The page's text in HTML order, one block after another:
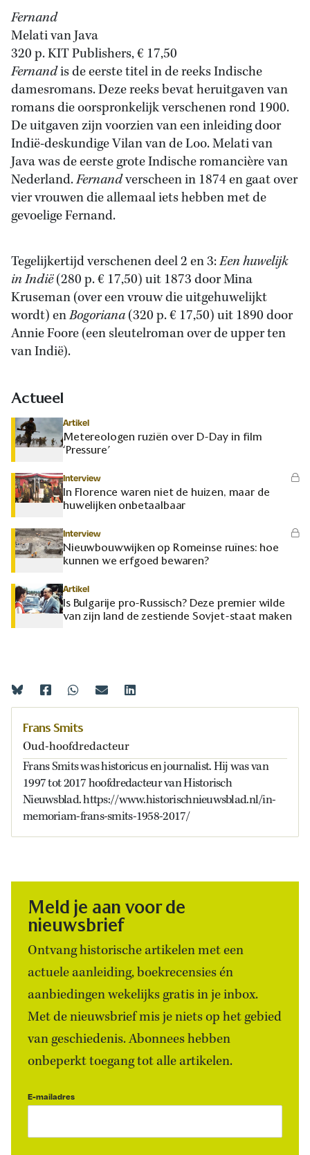
Fernand
Melati van Java
320 p. KIT Publishers, € 17,50
Fernandis de eerste titel in de reeks Indische
damesromans. Deze reeks bevat heruitgaven van
romans die oorspronkelijk verschenen rond 1900.
De uitgaven zijn voorzien van een inleiding door
Indië-deskundige Vilan van de Loo. Melati van
Java was de eerste grote Indische romancière van
Nederland.Fernandverscheen in 1874 en gaat over
vier vrouwen die allemaal iets hebben met de
gevoelige Fernand.
Tegelijkertijd verschenen deel 2 en 3:Een huwelijk
in Indië(280 p. € 17,50) uit 1873 door Mina
Kruseman (over een vrouw die uitgehuwelijkt
wordt) enBogoriana(320 p. € 17,50) uit 1890 door
Annie Foore (een sleutelroman over de upper ten
van Indië).
Actueel
Artikel
Metereologen ruziën over D-Day in film
‘Pressure’
Interview
In Florence waren niet de huizen, maar de
huwelijken onbetaalbaar
Interview
Nieuwbouwwijken op Romeinse ruïnes: hoe
kunnen we erfgoed bewaren?
Artikel
Is Bulgarije pro-Russisch? Deze premier wilde
van zijn land de zestiende Sovjet-staat maken
Frans Smits
Oud-hoofdredacteur
Frans Smits was historicus en journalist. Hij was van
1997 tot 2017 hoofdredacteur van Historisch
Nieuwsblad. https://www.historischnieuwsblad.nl/in-
memoriam-frans-smits-1958-2017/
Meld je aan voor de
nieuwsbrief
Ontvang historische artikelen met een
actuele aanleiding, boekrecensies én
aanbiedingen wekelijks gratis in je inbox.
Met de nieuwsbrief mis je niets op het gebied
van geschiedenis. Abonnees hebben
onbeperkt toegang tot alle artikelen.
E-mailadres